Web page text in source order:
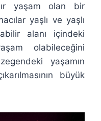
yaşam olan bir
yaşlı ve yaşlı
alanı içindeki
olabileceğini
yaşamın
büyük